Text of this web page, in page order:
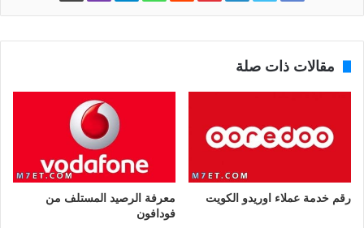
مقالات ذات صلة
رقم خدمة عملاء اوريدو الكويت
معرفة الرصيد المستلف من
فودافون